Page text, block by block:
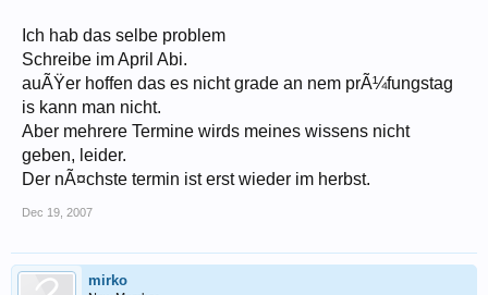
Ich hab das selbe problem
Schreibe im April Abi.
auÃŸer hoffen das es nicht grade an nem prÃ¼fungstag
is kann man nicht.
Aber mehrere Termine wirds meines wissens nicht
geben, leider.
Der nÃ¤chste termin ist erst wieder im herbst.
Dec 19, 2007
mirko